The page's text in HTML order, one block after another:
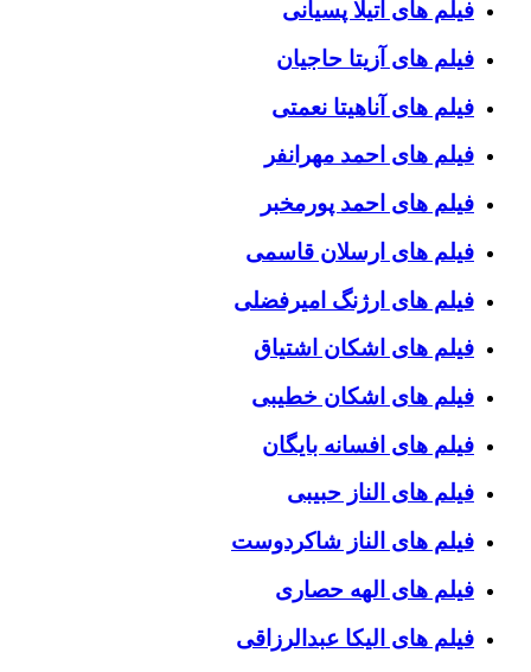
فیلم های آتیلا پسیانی
فیلم های آزیتا حاجیان
فیلم های آناهیتا نعمتی
فیلم های احمد مهرانفر
فیلم های احمد پورمخبر
فیلم های ارسلان قاسمی
فیلم های ارژنگ امیرفضلی
فیلم های اشکان اشتیاق
فیلم های اشکان خطیبی
فیلم های افسانه بایگان
فیلم های الناز حبیبی
فیلم های الناز شاکردوست
فیلم های الهه حصاری
فیلم های الیکا عبدالرزاقی